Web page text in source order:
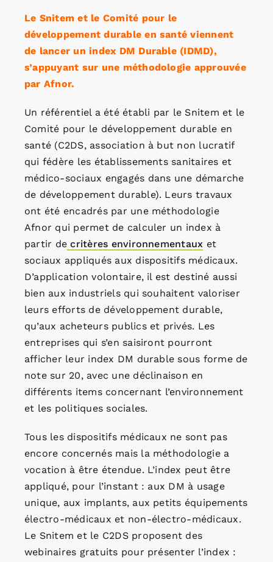
Le Snitem et le Comité pour le
développement durable en santé viennent
de lancer un index DM Durable (IDMD),
s’appuyant sur une méthodologie approuvée
par Afnor.
Un référentiel a été établi par le Snitem et le
Comité pour le développement durable en
santé (C2DS, association à but non lucratif
qui fédère les établissements sanitaires et
médico-sociaux engagés dans une démarche
de développement durable). Leurs travaux
ont été encadrés par une méthodologie
Afnor qui permet de calculer un index à
partir de critères environnementaux et
sociaux appliqués aux dispositifs médicaux.
D’application volontaire, il est destiné aussi
bien aux industriels qui souhaitent valoriser
leurs efforts de développement durable,
qu’aux acheteurs publics et privés. Les
entreprises qui s’en saisiront pourront
afficher leur index DM durable sous forme de
note sur 20, avec une déclinaison en
différents items concernant l’environnement
et les politiques sociales.
Tous les dispositifs médicaux ne sont pas
encore concernés mais la méthodologie a
vocation à être étendue. L’index peut être
appliqué, pour l’instant : aux DM à usage
unique, aux implants, aux petits équipements
électro-médicaux et non-électro-médicaux.
Le Snitem et le C2DS proposent des
webinaires gratuits pour présenter l’index :